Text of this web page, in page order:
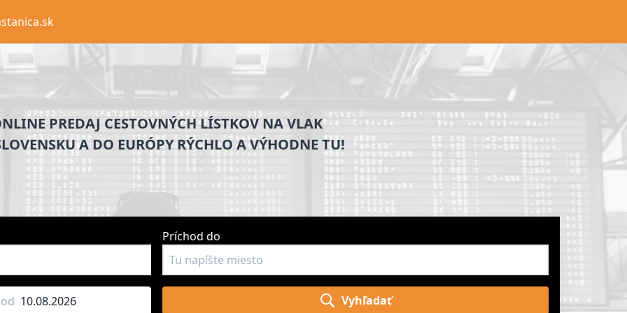
PREDAJ CESTOVNÝCH LÍSTKOV NA VLAK
A DO EURÓPY RÝCHLO A VÝHODNE TU!
Príchod do
Vyhľadať